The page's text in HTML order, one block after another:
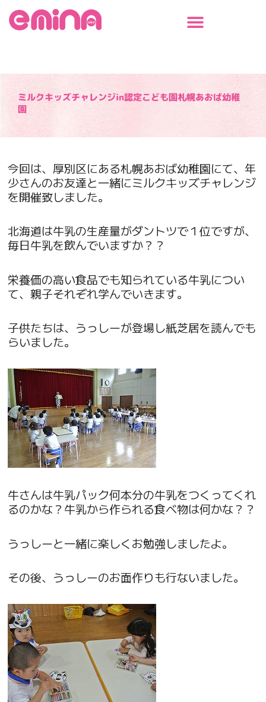
ミルクキッズチャレンジin認定こども園札幌あおば幼稚
園
今回は、厚別区にある札幌あおば幼稚園にて、年
少さんのお友達と一緒にミルクキッズチャレンジ
を開催致しました。
北海道は牛乳の生産量がダントツで１位ですが、
毎日牛乳を飲んでいますか？？
栄養価の高い食品でも知られている牛乳につい
て、親子それぞれ学んでいきます。
子供たちは、うっしーが登場し紙芝居を読んでも
らいました。
牛さんは牛乳パック何本分の牛乳をつくってくれ
るのかな？牛乳から作られる食べ物は何かな？？
うっしーと一緒に楽しくお勉強しましたよ。
その後、うっしーのお面作りも行ないました。